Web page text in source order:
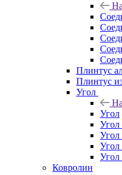
Плинтус
Плинтус
Угол
Угол
Ковролин